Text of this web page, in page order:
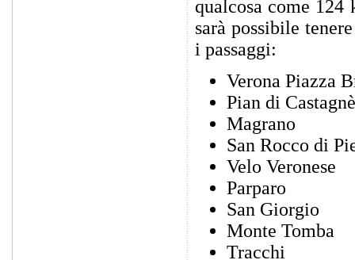
qualcosa come 124
sarà possibile
i passaggi:
Verona Piazza
Pian di Castagnè
Magrano
San Rocco di
Velo Veronese
Parparo
San Giorgio
Monte Tomba
Tracchi